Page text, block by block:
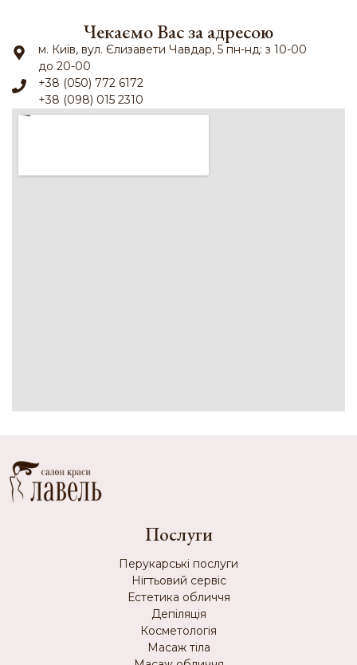
Чекаємо Вас за адресою
м. Київ, вул. Єлизавети Чавдар, 5 пн-нд: з 10-00
до 20-00
+38 (050) 772 6172
+38 (098) 015 2310
Послуги
Перукарські послуги
Нігтьовий сервіс
Естетика обличчя
Депіляція
Косметологія
Масаж тіла